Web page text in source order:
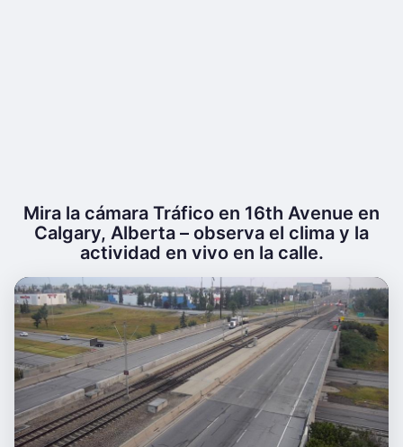
Mira la cámara Tráfico en 16th Avenue en
Calgary, Alberta – observa el clima y la
actividad en vivo en la calle.